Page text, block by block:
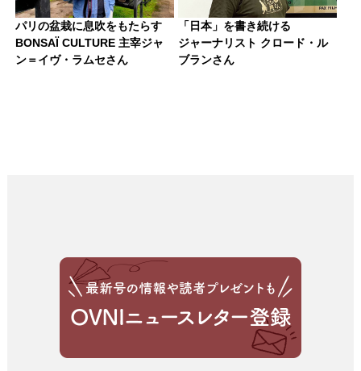
パリの盆栽に息吹をもたらす
BONSAÏ CULTURE 主宰ジャ
ン＝イヴ・ラムセさん
「日本」を書き続ける
ジャーナリスト クロード・ル
ブランさん